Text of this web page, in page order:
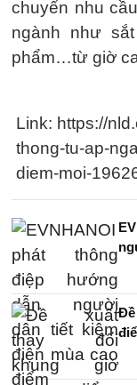
chuyển nhu
ngành như
phẩm…từ giờ
Link: https://
thong-tu-ap-
diem-moi-
Đề